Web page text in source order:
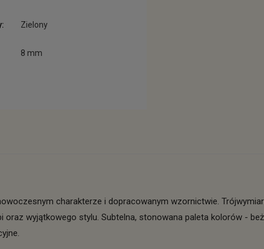
Zielony
8 mm
charakterze i dopracowanym wzornictwie.
wyjątkowego stylu. Subtelna, stonowana paleta kolorów -